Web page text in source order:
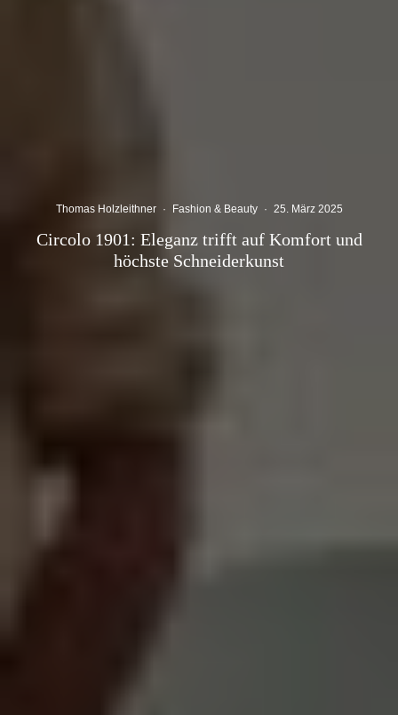
Thomas Holzleithner · Fashion & Beauty · 25. März 2025
Circolo 1901: Eleganz trifft auf Komfort und
höchste Schneiderkunst